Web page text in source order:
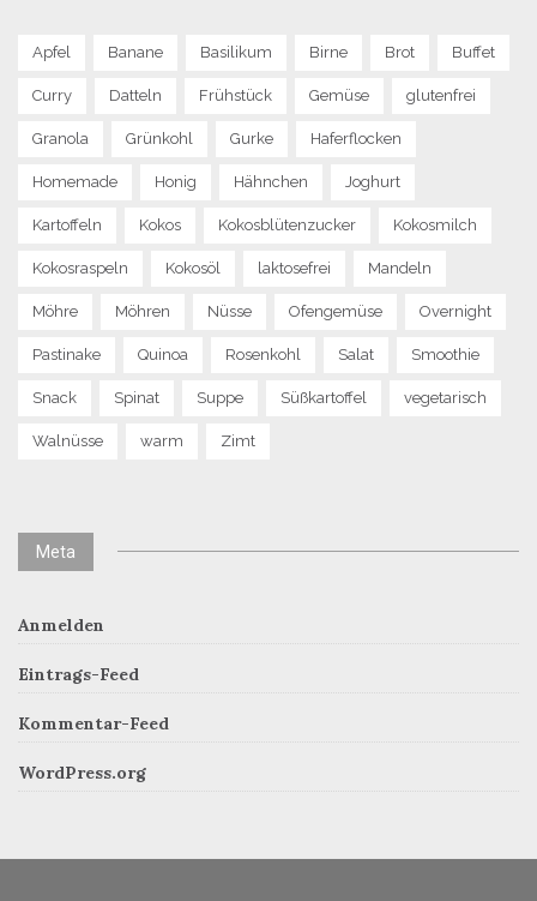
Apfel Banane Basilikum Birne Brot Buffet
Curry Datteln Frühstück Gemüse glutenfrei
Granola Grünkohl Gurke Haferflocken
Homemade Honig Hähnchen Joghurt
Kartoffeln Kokos Kokosblütenzucker Kokosmilch
Kokosraspeln Kokosöl laktosefrei Mandeln
Möhre Möhren Nüsse Ofengemüse Overnight
Pastinake Quinoa Rosenkohl Salat Smoothie
Snack Spinat Suppe Süßkartoffel vegetarisch
Walnüsse warm Zimt
Meta
Anmelden
Eintrags-Feed
Kommentar-Feed
WordPress.org